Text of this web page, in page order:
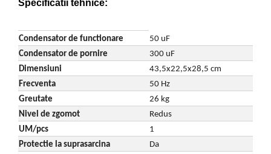
Tocatoare de furaje
Specificatii tehnice:
Condensator de functionare
50 uF
Condensator de pornire
300 uF
Dimensiuni
43,5x22,5x28,5 cm
Frecventa
50 Hz
Greutate
26 kg
Nivel de zgomot
Redus
UM/pcs
1
Protectie la suprasarcina
Da